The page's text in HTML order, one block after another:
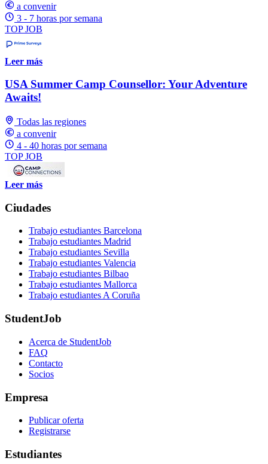
a convenir
3 - 7 horas por semana
TOP JOB
Leer más
USA Summer Camp Counsellor: Your Adventure
Awaits!
Todas las regiones
a convenir
4 - 40 horas por semana
TOP JOB
Leer más
Ciudades
Trabajo estudiantes Barcelona
Trabajo estudiantes Madrid
Trabajo estudiantes Sevilla
Trabajo estudiantes Valencia
Trabajo estudiantes Bilbao
Trabajo estudiantes Mallorca
Trabajo estudiantes A Coruña
StudentJob
Acerca de StudentJob
FAQ
Contacto
Socios
Empresa
Publicar oferta
Registrarse
Estudiantes